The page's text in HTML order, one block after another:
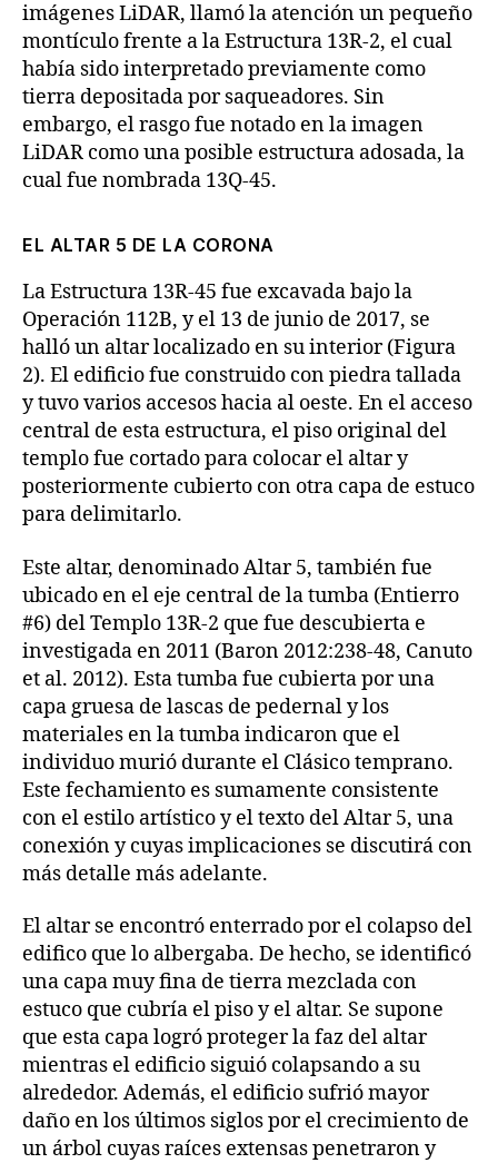
imágenes LiDAR, llamó la atención un pequeño
montículo frente a la Estructura 13R-2, el cual
había sido interpretado previamente como
tierra depositada por saqueadores. Sin
embargo, el rasgo fue notado en la imagen
LiDAR como una posible estructura adosada, la
cual fue nombrada 13Q-45.
EL ALTAR 5 DE LA CORONA
La Estructura 13R-45 fue excavada bajo la
Operación 112B, y el 13 de junio de 2017, se
halló un altar localizado en su interior (Figura
2). El edificio fue construido con piedra tallada
y tuvo varios accesos hacia al oeste. En el acceso
central de esta estructura, el piso original del
templo fue cortado para colocar el altar y
posteriormente cubierto con otra capa de estuco
para delimitarlo.
Este altar, denominado Altar 5, también fue
ubicado en el eje central de la tumba (Entierro
#6) del Templo 13R-2 que fue descubierta e
investigada en 2011 (Baron 2012:238-48, Canuto
et al. 2012). Esta tumba fue cubierta por una
capa gruesa de lascas de pedernal y los
materiales en la tumba indicaron que el
individuo murió durante el Clásico temprano.
Este fechamiento es sumamente consistente
con el estilo artístico y el texto del Altar 5, una
conexión y cuyas implicaciones se discutirá con
más detalle más adelante.
El altar se encontró enterrado por el colapso del
edifico que lo albergaba. De hecho, se identificó
una capa muy fina de tierra mezclada con
estuco que cubría el piso y el altar. Se supone
que esta capa logró proteger la faz del altar
mientras el edificio siguió colapsando a su
alrededor. Además, el edificio sufrió mayor
daño en los últimos siglos por el crecimiento de
un árbol cuyas raíces extensas penetraron y